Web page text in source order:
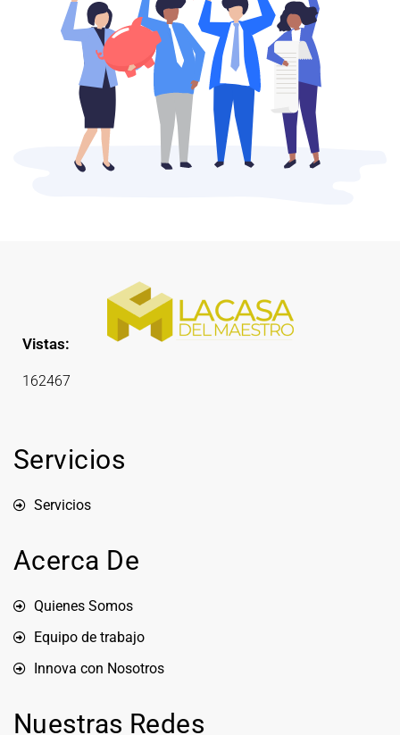
Vistas:
162467
Servicios
Servicios
Acerca De
Quienes Somos
Equipo de trabajo
Innova con Nosotros
Nuestras Redes